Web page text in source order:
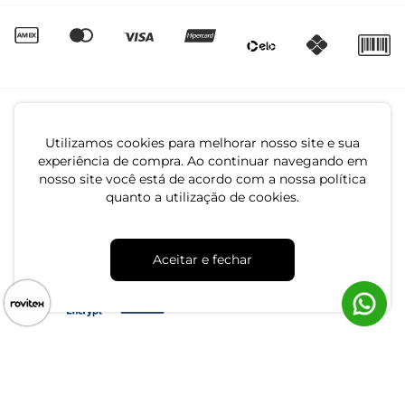
Utilizamos cookies para melhorar nosso site e sua
experiência de compra. Ao continuar navegando em
nosso site você está de acordo com a nossa política
quanto a utilização de cookies.
Aceitar e fechar
CNPJ: 79.233.672/0001-05
Av. Maria Marangoni, 391 - 89129-080 - Luiz Alves - SC